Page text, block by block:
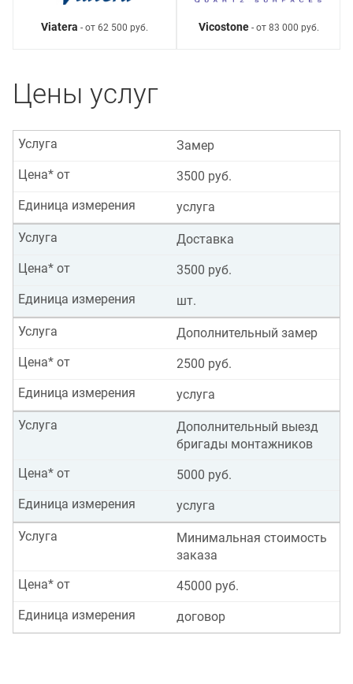
Viatera - от 62 500 руб. Vicostone- от 83 000 руб.
Цены услуг
Замер
Услуга
3500 руб.
Цена* от
услуга
Единица измерения
Доставка
Услуга
3500 руб.
Цена* от
шт.
Единица измерения
Дополнительный замер
Услуга
2500 руб.
Цена* от
услуга
Единица измерения
Дополнительный выезд
бригады монтажников
Услуга
5000 руб.
Цена* от
услуга
Единица измерения
Минимальная стоимость
заказа
Услуга
45000 руб.
Цена* от
договор
Единица измерения